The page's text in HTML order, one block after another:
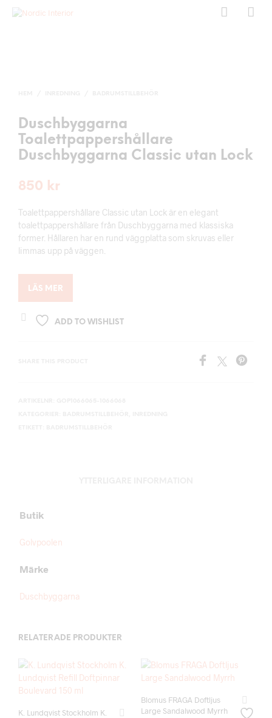
Duschbyggarna
Toalettpappershållare
Duschbyggarna Classic utan Lock
850 kr
Toalettpappershållare Classic utan Lock är en elegant
toalettpappershållare från Duschbyggarna med klassiska
former. Hållaren har en rund väggplatta som skruvas eller
limmas upp på väggen.
LÄS MER
ADD TO WISHLIST
Butik
Golvpoolen
Märke
Duschbyggarna
RELATERADE PRODUKTER
K. Lundqvist Stockholm K.
Blomus FRAGA Doftljus
Large Sandalwood Myrrh